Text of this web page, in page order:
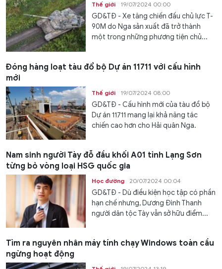
Thế giới 19/07/2024 00:00
GD&TĐ - Xe tăng chiến đấu chủ lực T-
90M do Nga sản xuất đã trở thành
một trong những phương tiện chủ...
Đóng hàng loạt tàu đổ bộ Dự án 11711 với cấu hình
mới
Thế giới 19/07/2024 08:00
GD&TĐ - Cấu hình mới của tàu đổ bộ
Dự án 11711 mang lại khả năng tác
chiến cao hơn cho Hải quân Nga.
Nam sinh người Tày đỗ đầu khối A01 tỉnh Lạng Sơn
từng bỏ vòng loại HSG quốc gia
Học đường 20/07/2024 00:04
GD&TĐ - Dù điều kiện học tập có phần
hạn chế nhưng, Dương Đình Thanh
người dân tộc Tày vẫn sở hữu điểm...
Tìm ra nguyên nhân máy tính chạy Windows toàn cầu
ngừng hoạt động